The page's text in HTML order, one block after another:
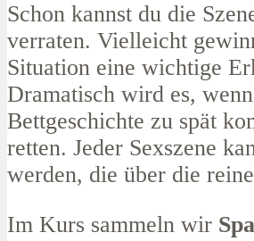
Schon kannst du die
verraten. Vielleicht
Situation eine wichtige
Dramatisch wird es,
Bettgeschichte zu spät
retten. Jeder Sexszene
werden, die über die
Im Kurs sammeln wir